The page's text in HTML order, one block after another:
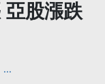
亞股漲跌
...